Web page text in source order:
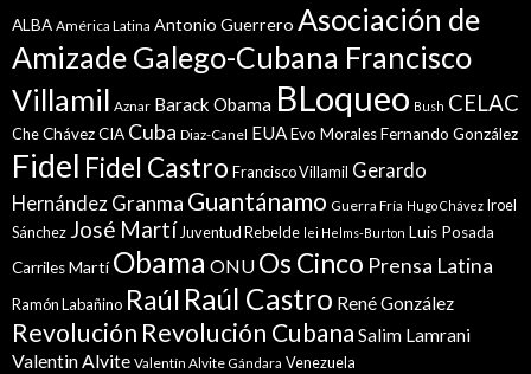
ALBA América Latina Antonio Guerrero Asociación de
Amizade Galego-Cubana Francisco
Villamil Aznar Barack Obama BLoqueo Bush CELAC
CheChávezCIA Cuba Diaz-Canel EUAEvo MoralesFernando González
Fidel Fidel Castro Francisco Villamil Gerardo
Hernández Granma Guantánamo Guerra Fría Hugo Chávez Iroel
Sánchez José Martí Juventud Rebelde lei Helms-Burton Luis Posada
CarrilesMartí Obama ONU Os Cinco Prensa Latina
Ramón Labañino Raúl Raúl Castro René González
Revolución Revolución Cubana Salim Lamrani
Valentin Alvite Valentín Alvite Gándara Venezuela